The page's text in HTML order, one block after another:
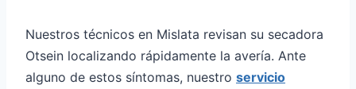
Nuestros técnicos en Mislata revisan su secadora
Otsein localizando rápidamente la avería. Ante
alguno de estos síntomas, nuestro servicio